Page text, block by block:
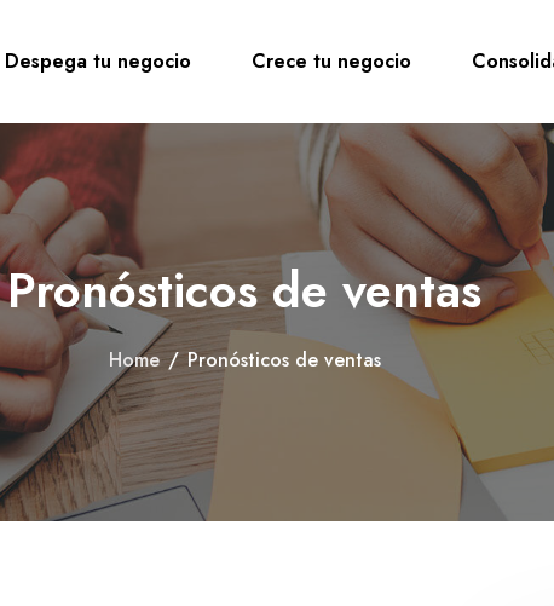
Despega tu negocio Crece tu negocio
Pronósticos de ventas
Home / Pronósticos de ventas